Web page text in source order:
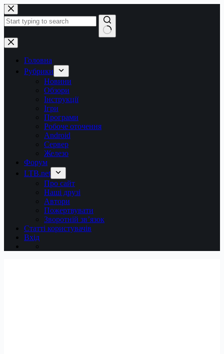
Перейти
до
вмісту
Немає
результатів
Головна
Рубрики
Новини
Обзори
Інструкції
Ігри
Програми
Робоче оточення
Android
Сервер
Железо
Форум
LTB.net
Про сайт
Наші друзі
Автори
Пожертвувати
Зворотній зв’язок
Статті користувачів
Вхід